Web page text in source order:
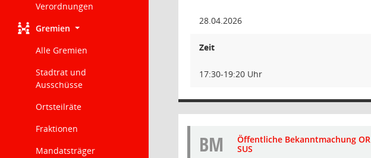
Verordnungen
Gremien
Alle Gremien
Stadtrat und
Ausschüsse
Ortsteilräte
Fraktionen
Mandatsträger
28.04.2026
Zeit
17:30-19:20 Uhr
BM
Öffentliche Bekanntmachung OR
SUS